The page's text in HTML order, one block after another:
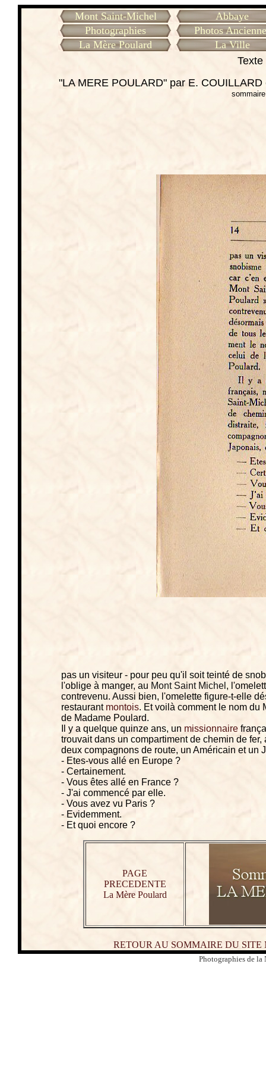
Mont Saint-Michel
Abbaye
Photographies
Photos
La Mère Poulard
La Ville
"LA MERE POULARD" par E.
pas un visiteur - pour peu qu'il soit teinté de
l'oblige à manger, au Mont Saint Michel ,
contrevenu. Aussi bien, l'omelette figure-t-elle
restaurant montois. Et voilà comment le nom du
de Madame Poulard.
Il y a quelque quinze ans, un missionnaire
trouvait dans un compartiment de chemin de
deux compagnons de route, un Américain et un
- Etes-vous allé en Europe ?
- Certainement.
- Vous êtes allé en France ?
- J'ai commencé par elle.
- Vous avez vu Paris ?
- Evidemment.
- Et quoi encore ?
PAGE
PRECEDENTE
La Mère Poulard
RETOUR AU SOMMAIRE DU
Photographies de la